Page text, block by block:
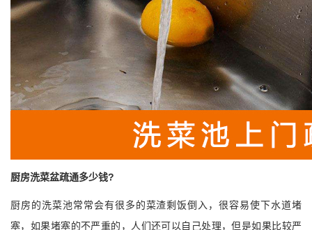
厨房洗菜盆疏通多少钱?
厨房的洗菜池常常会有很多的菜渣剩饭倒入，很容易使下水道堵
塞，如果堵塞的不严重的，人们还可以自己处理，但是如果比较严